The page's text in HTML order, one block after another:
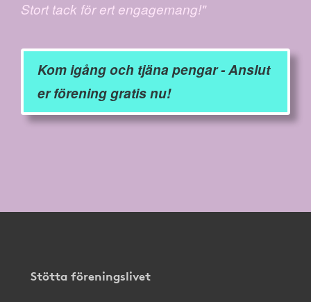
Stort tack för ert engagemang!"
Kom igång och tjäna pengar - Anslut
er förening gratis nu!
Stötta föreningslivet